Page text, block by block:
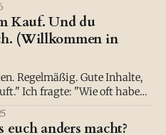
:) Eure Methodik
echte Probleme, euer
Bildungsansatz verändert etwas. Aber draußen?
Kauf. Und du
(Willkommen in
Regelmäßig. Gute Inhalte,
haben
euch anders macht?